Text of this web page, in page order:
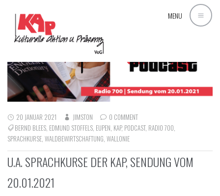
MENU
20 JANUAR 2021 JIMSTON
0 COMMENT
BERND BLEES EDMUND STOFFELS EUPEN KAP, PODCAST, RADIO 700
SPRACHKURSE WALDBEWIRTSCHAFTUNG WALLONIE
U.A. SPRACHKURSE DER KAP, SENDUNG VOM
20.01.2021